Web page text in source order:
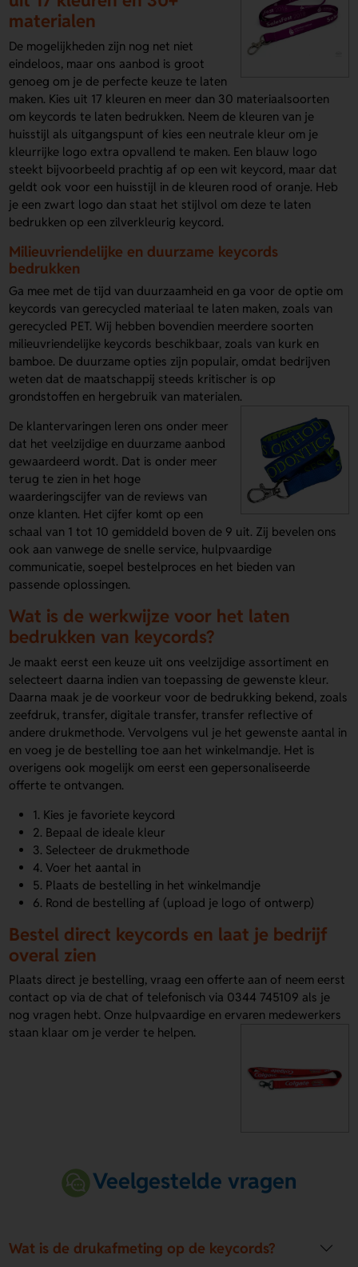
materialen
De mogelijkheden zijn nog net niet
eindeloos, maar ons aanbod is groot
genoeg om je de perfecte keuze te laten
maken. Kies uit 17 kleuren en meer dan 30 materiaalsoorten
om keycords te laten bedrukken. Neem de kleuren van je
huisstijl als uitgangspunt of kies een neutrale kleur om je
kleurrijke logo extra opvallend te maken. Een blauw logo
steekt bijvoorbeeld prachtig af op een wit keycord, maar dat
geldt ook voor een huisstijl in de kleuren rood of oranje. Heb
je een zwart logo dan staat het stijlvol om deze te laten
bedrukken op een zilverkleurig keycord.
Milieuvriendelijke en duurzame keycords
bedrukken
Ga mee met de tijd van duurzaamheid en ga voor de optie om
keycords van gerecycled materiaal te laten maken, zoals van
gerecycled PET. Wij hebben bovendien meerdere soorten
milieuvriendelijke keycords beschikbaar, zoals van kurk en
bamboe. De duurzame opties zijn populair, omdat bedrijven
weten dat de maatschappij steeds kritischer is op
grondstoffen en hergebruik van materialen.
De klantervaringen leren ons onder meer
dat het veelzijdige en duurzame aanbod
gewaardeerd wordt. Dat is onder meer
terug te zien in het hoge
waarderingscijfer van de reviews van
onze klanten. Het cijfer komt op een
schaal van 1 tot 10 gemiddeld boven de 9 uit. Zij bevelen ons
ook aan vanwege de snelle service, hulpvaardige
communicatie, soepel bestelproces en het bieden van
passende oplossingen.
Wat is de werkwijze voor het laten
bedrukken van keycords?
Je maakt eerst een keuze uit ons veelzijdige assortiment en
selecteert daarna indien van toepassing de gewenste kleur.
Daarna maak je de voorkeur voor de bedrukking bekend, zoals
zeefdruk, transfer, digitale transfer, transfer reflective of
andere drukmethode. Vervolgens vul je het gewenste aantal in
en voeg je de bestelling toe aan het winkelmandje. Het is
overigens ook mogelijk om eerst een gepersonaliseerde
offerte te ontvangen.
1. Kies je favoriete keycord
2. Bepaal de ideale kleur
3. Selecteer de drukmethode
4. Voer het aantal in
5. Plaats de bestelling in het winkelmandje
6. Rond de bestelling af (upload je logo of ontwerp)
Bestel direct keycords en laat je bedrijf
overal zien
Plaats direct je bestelling, vraag een offerte aan of neem eerst
contact op via de chat of telefonisch via 0344 745109 als je
nog vragen hebt. Onze hulpvaardige en ervaren medewerkers
staan klaar om je verder te helpen.
Veelgestelde vragen
Wat is de drukafmeting op de keycords?